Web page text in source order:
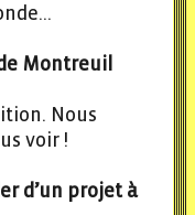
Montreuil
Nous
voir !
d’un projet à